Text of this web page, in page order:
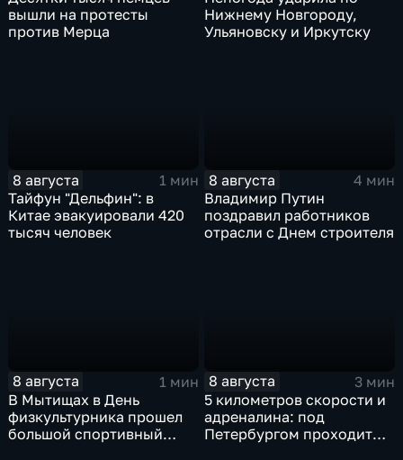
вышли на протесты
против Мерца
Нижнему Новгороду,
Ульяновску и Иркутску
8 августа
1 мин
Тайфун "Дельфин": в
Китае эвакуировали 420
тысяч человек
8 августа
4 мин
Владимир Путин
поздравил работников
отрасли с Днем строителя
8 августа
1 мин
В Мытищах в День
физкультурника прошел
большой спортивный
8 августа
3 мин
5 километров скорости и
адреналина: под
Петербургом проходит